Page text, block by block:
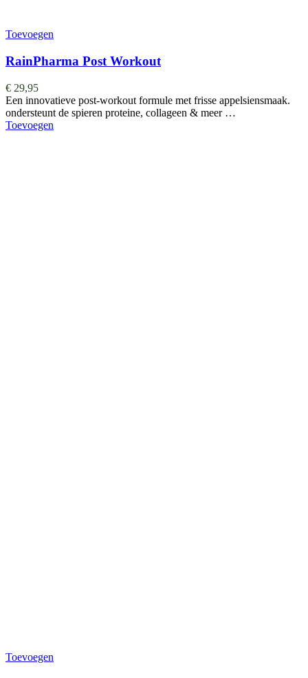
Toevoegen
RainPharma Post Workout
€ 29,95
Een innovatieve post-workout formule met frisse appelsiensmaak.
ondersteunt de spieren proteine, collageen & meer …
Toevoegen
Toevoegen